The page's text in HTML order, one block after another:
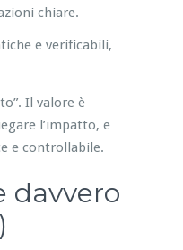
chiare.
e verificabili,
Il valore è
l’impatto, e
e controllabile.
davvero